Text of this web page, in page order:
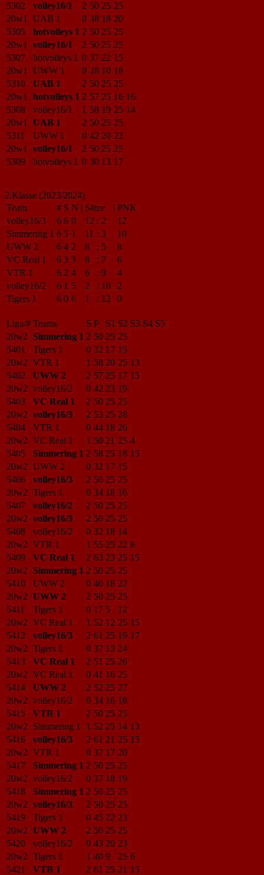
5302
volley16/1 2 50 25 25
20w1
UAB 1 0 38 18 20
5305
hotvolleys 1 2 50 25 25
20w1
volley16/1 2 50 25 25
5307
hotvolleys 1 0 37 22 15
20w1
UWW 1 0 28 10 18
5310
UAB 1 2 50 25 25
20w1
hotvolleys 1 2 57 25 16 16
5308
volley16/1 1 58 19 25 14
20w1
UAB 1 2 50 25 25
5311
UWW 1 0 42 20 22
20w1
volley16/1 2 50 25 25
5309
hotvolleys 1 0 30 13 17
2.Klasse (2023/2024)
Team
# S N | Sätze | PNK
volley16/3
6 6 0 12 : 2
12
Simmering 1 6 5 1 11 : 3
10
UWW 2
6 4 2 8 : 5
8
VC Real 1
6 3 3 8 : 7
6
VTR 1
6 2 4 6 : 9
4
volley16/2
6 1 5 2 : 10
2
Tigers 1
6 0 6 1 : 12 0
Liga/# Teams S P S1 S2 S3 S4 S5
20w2
Simmering 1 2 50 25 25
5401
Tigers 1 0 32 17 15
20w2 VTR 1 1 58 20 25 13
5402
UWW 2 2 57 25 17 15
20w2 volley16/2 0 42 23 19
5403
VC Real 1 2 50 25 25
20w2 volley16/3 2 53 25 28
5404
VTR 1 0 44 18 26
20w2 VC Real 1 1 50 21 25 4
5405
Simmering 1 2 58 25 18 15
20w2 UWW 2 0 32 17 15
5406
volley16/3 2 50 25 25
20w2 Tigers 1 0 34 18 16
5407
volley16/2 2 50 25 25
20w2 volley16/3 2 50 25 25
5408
volley16/2 0 32 18 14
20w2 VTR 1 1 55 25 22 8
5409
VC Real 1 2 63 23 25 15
20w2
Simmering 1 2 50 25 25
5410
UWW 2 0 40 18 22
20w2 UWW 2 2 50 25 25
5411
Tigers 1 0 17 5
12
20w2 VC Real 1 1 52 12 25 15
5412
volley16/3 2 61 25 19 17
20w2 Tigers 1 0 37 13 24
5413
VC Real 1 2 51 25 26
20w2 VC Real 1 0 41 16 25
5414
UWW 2 2 52 25 27
20w2 volley16/2 0 34 16 18
5415
VTR 1 2 50 25 25
20w2
Simmering 1 1 52 25 14 13
5416
volley16/3 2 61 21 25 15
20w2 VTR 1 0 37 17 20
5417
Simmering 1 2 50 25 25
20w2 volley16/2 0 37 18 19
5418
Simmering 1 2 50 25 25
20w2 volley16/3 2 50 25 25
5419
Tigers 1 0 45 22 23
20w2 UWW 2 2 50 25 25
5420
volley16/2 0 43 20 23
20w2 Tigers 1 1 40 9 25 6
5421
VTR 1 2 61 25 21 15